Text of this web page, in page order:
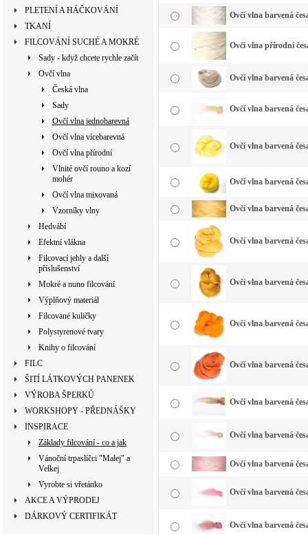
PLETENÍ A HÁČKOVÁNÍ
TKANÍ
FILCOVÁNÍ SUCHÉ A MOKRÉ
Sady - když chcete rychle začít
Ovčí vlna
Česká vlna
Sady
Ovčí vlna jednobarevná
Ovčí vlna vícebarevná
Ovčí vlna přírodní
Vlnité ovčí rouno a kozí
mohér
Ovčí vlna mixovaná
Vzorníky vlny
Hedvábí
Efektní vlákna
Filcovací jehly a další
příslušenství
Mokré a nuno filcování
Výplňový materiál
Filcované kuličky
Polystyrenové tvary
Knihy o filcování
FILC
ŠITÍ LÁTKOVÝCH PANENEK
VÝROBA ŠPERKŮ
WORKSHOPY - PŘEDNÁŠKY
INSPIRACE
Základy filcování - co a jak
Vánoční trpaslíčci "Malej" a
Velkej
Vyrobte si vřetánko
AKCE A VÝPRODEJ
DÁRKOVÝ CERTIFIKÁT
Ovčí vlna barvená
Ovčí vlna přírodní
Ovčí vlna barvená
Ovčí vlna barvená
Ovčí vlna barvená
Ovčí vlna barvená
Ovčí vlna barvená
Ovčí vlna barvená
Ovčí vlna barvená
Ovčí vlna barvená
Ovčí vlna barvená
Ovčí vlna barvená
Ovčí vlna barvená
Ovčí vlna barvená
Ovčí vlna barvená
Ovčí vlna barvená